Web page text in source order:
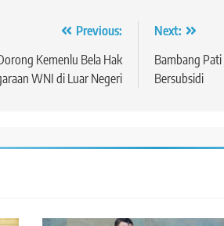
Previous:
Kemenlu Bela Hak
WNI di Luar Negeri
Next:
Bambang
Bersubsidi